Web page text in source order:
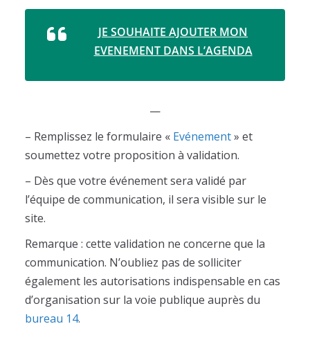
JE SOUHAITE AJOUTER MON
EVENEMENT DANS L’AGENDA
—
– Remplissez le formulaire « Evénement» et
soumettez votre proposition à validation.
– Dès que votre événement sera validé par
l’équipe de communication, il sera visible sur le
site.
Remarque : cette validation ne concerne que la
communication. N’oubliez pas de solliciter
également les autorisations indispensable en cas
d’organisation sur la voie publique auprès du
bureau 14.